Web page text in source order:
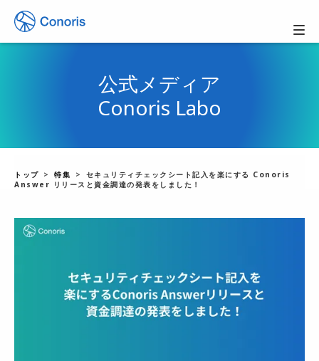
公式メディア
Conoris Labo
トップ 特集
セキュリティチェックシート記入を楽にする Conoris
Answer リリースと資金調達の発表をしました！